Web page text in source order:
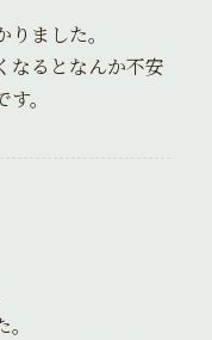
ました。
なるとなんか不安
。